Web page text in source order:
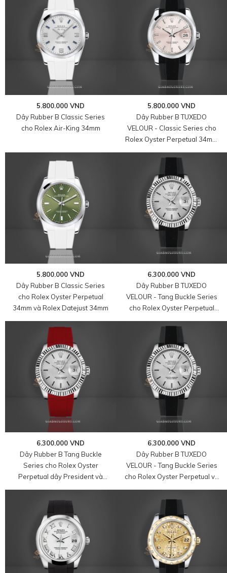
5.800.000 VND
Dây Rubber B Classic Series
cho Rolex Air-King 34mm
5.800.000 VND
Dây Rubber B TUXEDO
VELOUR - Classic Series cho
Rolex Oyster Perpetual 34mm
5.800.000 VND
Dây Rubber B Classic Series
cho Rolex Oyster Perpetual
34mm và Rolex Datejust 34mm
6.300.000 VND
Dây Rubber B TUXEDO
VELOUR - Tang Buckle Series
cho Rolex Oyster Perpetual
31mm
6.300.000 VND
Dây Rubber B Tang Buckle
Series cho Rolex Oyster
Perpetual dây President và
31mm
6.300.000 VND
Dây Rubber B TUXEDO
VELOUR - Tang Buckle Series
cho Rolex Oyster Perpetual và